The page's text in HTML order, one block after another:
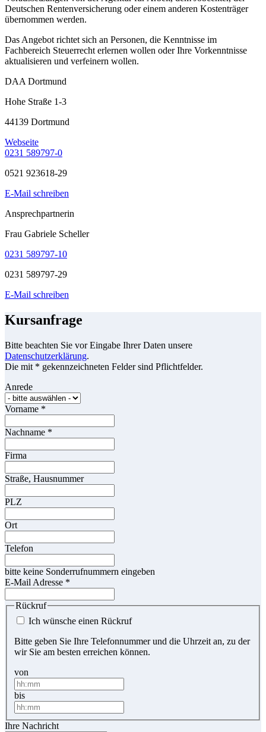
Deutschen Rentenversicherung oder einem anderen Kostenträger
übernommen werden.
Das Angebot richtet sich an Personen, die Kenntnisse im
Fachbereich Steuerrecht erlernen wollen oder Ihre Vorkenntnisse
aktualisieren und verfeinern wollen.
DAA Dortmund
Hohe Straße 1-3
44139 Dortmund
Webseite
0231 589797-0
0521 923618-29
E-Mail schreiben
Ansprechpartnerin
Frau Gabriele Scheller
0231 589797-10
0231 589797-29
E-Mail schreiben
Kursanfrage
Bitte beachten Sie vor Eingabe Ihrer Daten unsere
Datenschutzerklärung.
Die mit * gekennzeichneten Felder sind Pflichtfelder.
Anrede
Vorname *
Nachname *
Firma
Straße, Hausnummer
PLZ
Ort
Telefon
bitte keine Sonderrufnummern eingeben
E-Mail Adresse *
Rückruf
Ich wünsche einen Rückruf
Bitte geben Sie Ihre Telefonnummer und die Uhrzeit an, zu der
wir Sie am besten erreichen können.
von
bis
Ihre Nachricht